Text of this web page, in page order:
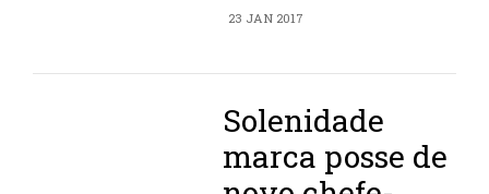
23 JAN 2017
Solenidade
marca posse de